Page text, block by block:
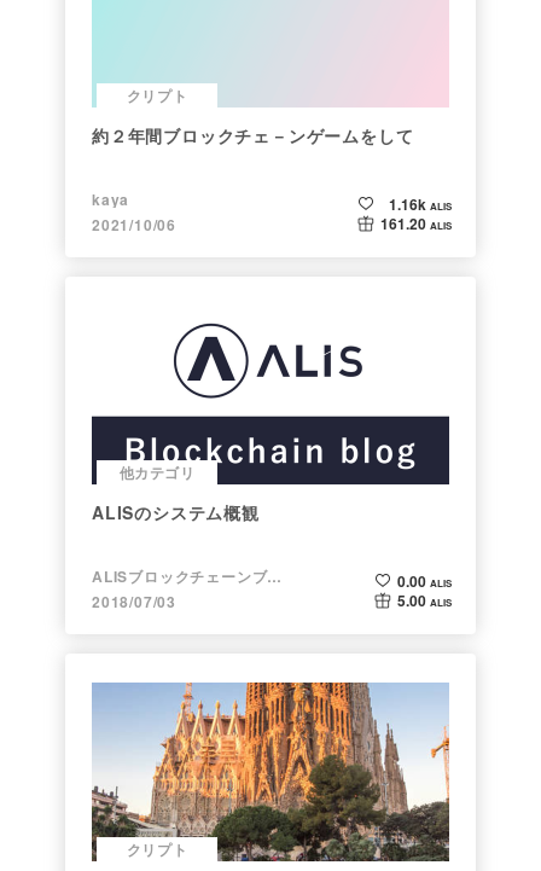
クリプト
約２年間ブロックチェ－ンゲームをして
kaya
2021/10/06
1.16k ALIS
161.20 ALIS
他カテゴリ
ALISのシステム概観
ALISブロックチェーンブログ
2018/07/03
0.00 ALIS
5.00 ALIS
クリプト